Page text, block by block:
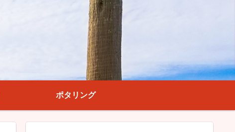
ポタリング